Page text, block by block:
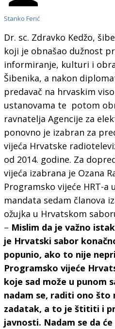
Stanko Ferić
Dr. sc. Zdravko Kedžo,
koji je obnašao dužnost
informiranje, kulturi i
Šibenika, a nakon
predavač na hrvaskim
ustanovama te potom
ravnatelja Agencije za
ponovno je izabran za
vijeća Hrvatske
od 2014. godine. Za
vijeća izabrana je Ozana
Programsko vijeće HRT-
mandata sedam članova
ožujka u Hrvatskom
– Mislim da je važno
je Hrvatski sabor
popunio, ako to nije
Programsko vijeće
koje sad može u punom
nadam se, raditi ono što
zadatak, a to je štititi i
javnosti. Nadam se da